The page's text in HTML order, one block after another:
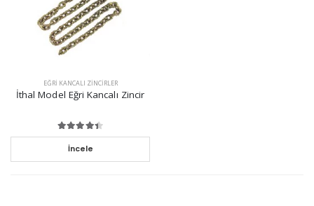
EĞRI KANCALI ZINCIRLER
İthal Model Eğri Kancalı Zincir
İncele